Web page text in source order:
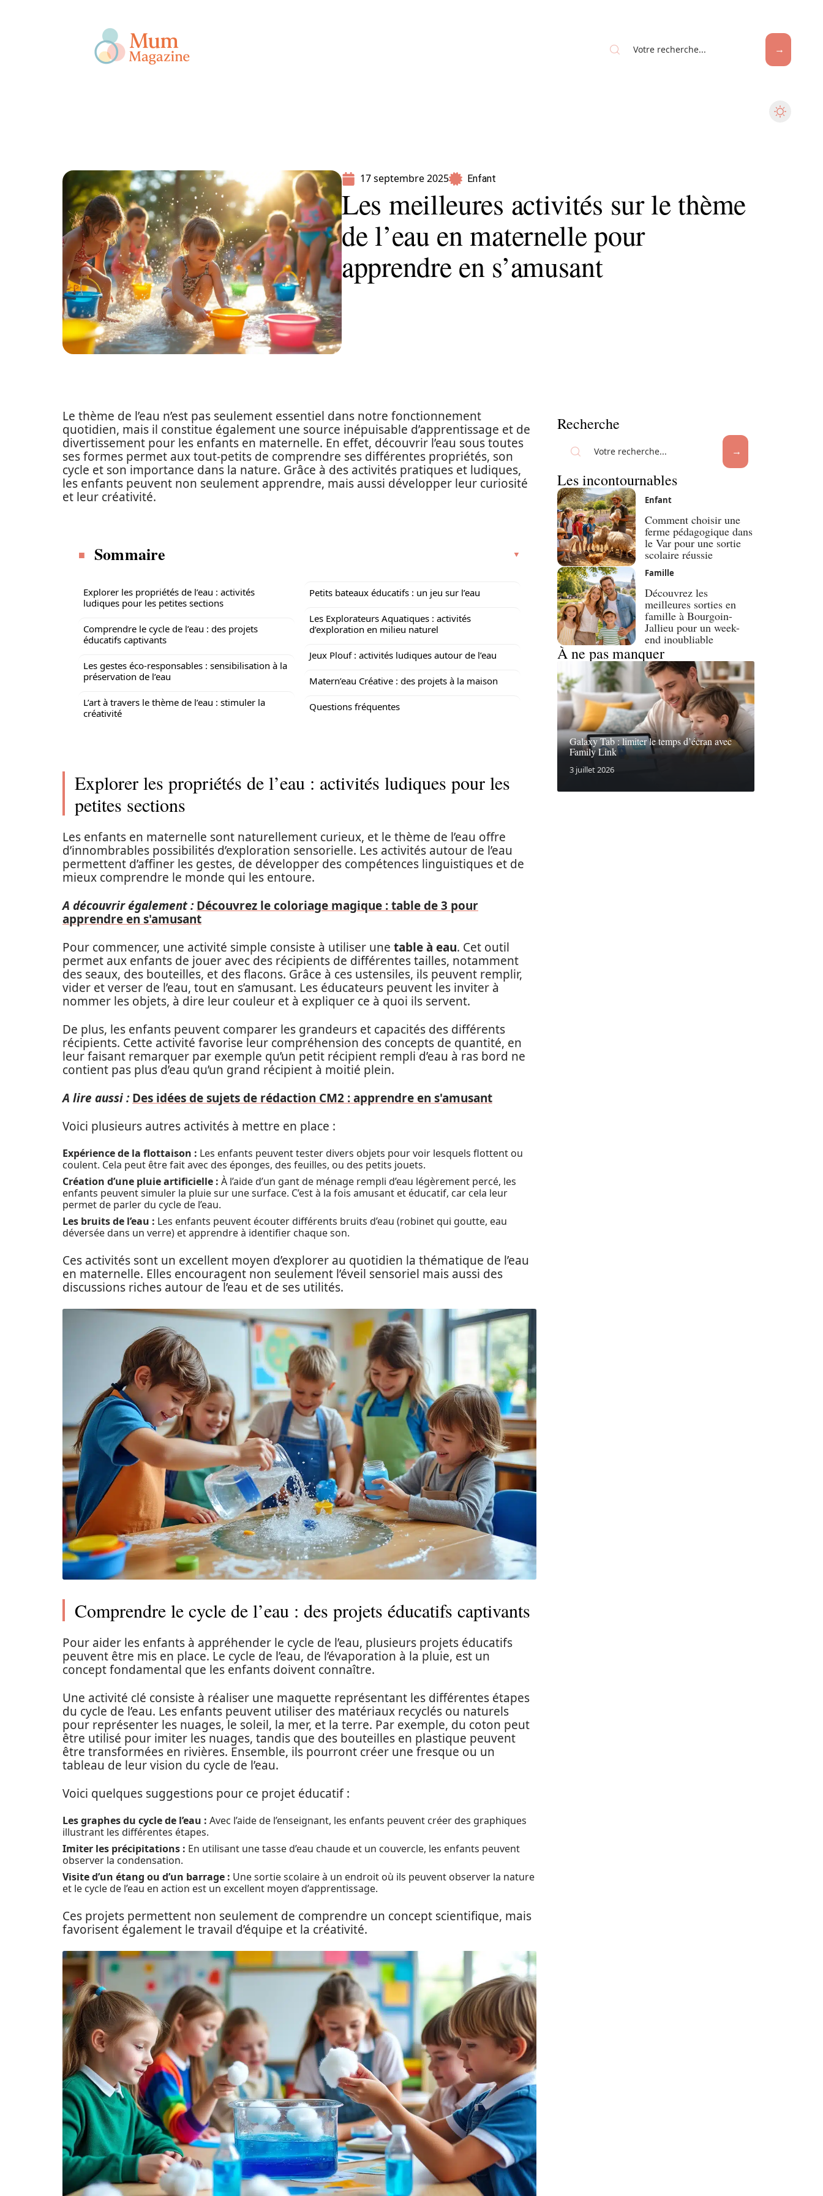
17 septembre 2025 Enfant
Les meilleures activités sur le thème
de l’eau en maternelle pour
apprendre en s’amusant
Le thème de l’eau n’est pas seulement essentiel dans notre fonctionnement
quotidien, mais il constitue également une source inépuisable d’apprentissage et de
divertissement pour les enfants en maternelle. En effet, découvrir l’eau sous toutes
ses formes permet aux tout-petits de comprendre ses différentes propriétés, son
cycle et son importance dans la nature. Grâce à des activités pratiques et ludiques,
les enfants peuvent non seulement apprendre, mais aussi développer leur curiosité
et leur créativité.
Sommaire
Explorer les propriétés de l’eau : activités
ludiques pour les petites sections
Comprendre le cycle de l’eau : des projets
éducatifs captivants
Les gestes éco-responsables : sensibilisation à la
préservation de l’eau
L’art à travers le thème de l’eau : stimuler la
créativité
Petits bateaux éducatifs : un jeu sur l’eau
Les Explorateurs Aquatiques : activités
d’exploration en milieu naturel
Jeux Plouf : activités ludiques autour de l’eau
Matern’eau Créative : des projets à la maison
Questions fréquentes
Explorer les propriétés de l’eau : activités ludiques pour les
petites sections
Les enfants en maternelle sont naturellement curieux, et le thème de l’eau offre
d’innombrables possibilités d’exploration sensorielle. Les activités autour de l’eau
permettent d’affiner les gestes, de développer des compétences linguistiques et de
mieux comprendre le monde qui les entoure.
A découvrir également : Découvrez le coloriage magique : table de 3 pour
apprendre en s'amusant
Pour commencer, une activité simple consiste à utiliser une table à eau. Cet outil
permet aux enfants de jouer avec des récipients de différentes tailles, notamment
des seaux, des bouteilles, et des flacons. Grâce à ces ustensiles, ils peuvent remplir,
vider et verser de l’eau, tout en s’amusant. Les éducateurs peuvent les inviter à
nommer les objets, à dire leur couleur et à expliquer ce à quoi ils servent.
De plus, les enfants peuvent comparer les grandeurs et capacités des différents
récipients. Cette activité favorise leur compréhension des concepts de quantité, en
leur faisant remarquer par exemple qu’un petit récipient rempli d’eau à ras bord ne
contient pas plus d’eau qu’un grand récipient à moitié plein.
A lire aussi : Des idées de sujets de rédaction CM2 : apprendre en s'amusant
Voici plusieurs autres activités à mettre en place :
Expérience de la flottaison : Les enfants peuvent tester divers objets pour voir lesquels flottent ou
coulent. Cela peut être fait avec des éponges, des feuilles, ou des petits jouets.
Création d’une pluie artificielle : À l’aide d’un gant de ménage rempli d’eau légèrement percé, les
enfants peuvent simuler la pluie sur une surface. C’est à la fois amusant et éducatif, car cela leur
permet de parler du cycle de l’eau.
Les bruits de l’eau : Les enfants peuvent écouter différents bruits d’eau (robinet qui goutte, eau
déversée dans un verre) et apprendre à identifier chaque son.
Ces activités sont un excellent moyen d’explorer au quotidien la thématique de l’eau
en maternelle. Elles encouragent non seulement l’éveil sensoriel mais aussi des
discussions riches autour de l’eau et de ses utilités.
Comprendre le cycle de l’eau : des projets éducatifs captivants
Pour aider les enfants à appréhender le cycle de l’eau, plusieurs projets éducatifs
peuvent être mis en place. Le cycle de l’eau, de l’évaporation à la pluie, est un
concept fondamental que les enfants doivent connaître.
Une activité clé consiste à réaliser une maquette représentant les différentes étapes
du cycle de l’eau. Les enfants peuvent utiliser des matériaux recyclés ou naturels
pour représenter les nuages, le soleil, la mer, et la terre. Par exemple, du coton peut
être utilisé pour imiter les nuages, tandis que des bouteilles en plastique peuvent
être transformées en rivières. Ensemble, ils pourront créer une fresque ou un
tableau de leur vision du cycle de l’eau.
Voici quelques suggestions pour ce projet éducatif :
Les graphes du cycle de l’eau : Avec l’aide de l’enseignant, les enfants peuvent créer des graphiques
illustrant les différentes étapes.
Imiter les précipitations : En utilisant une tasse d’eau chaude et un couvercle, les enfants peuvent
observer la condensation.
Visite d’un étang ou d’un barrage : Une sortie scolaire à un endroit où ils peuvent observer la nature
et le cycle de l’eau en action est un excellent moyen d’apprentissage.
Ces projets permettent non seulement de comprendre un concept scientifique, mais
favorisent également le travail d’équipe et la créativité.
Recherche
Les incontournables
Enfant
Comment choisir une
ferme pédagogique dans
le Var pour une sortie
scolaire réussie
Famille
Découvrez les
meilleures sorties en
famille à Bourgoin-
Jallieu pour un week-
end inoubliable
À ne pas manquer
Galaxy Tab : limiter le temps d’écran avec
Family Link
3 juillet 2026